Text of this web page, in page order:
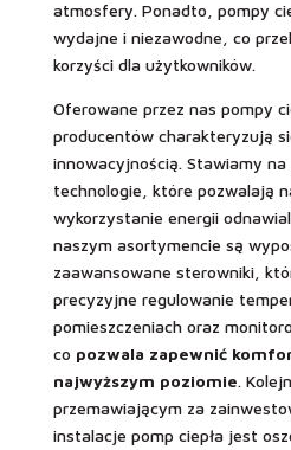
atmosfery. Ponadto, pompy
wydajne i niezawodne, co
korzyści dla użytkowników.
Oferowane przez nas pompy
producentów charakteryzują
innowacyjnością. Stawiamy na
technologie, które pozwalają
wykorzystanie energii
naszym asortymencie są
zaawansowane sterowniki,
precyzyjne regulowanie
pomieszczeniach oraz
co pozwala zapewnić
najwyższym poziomie.
przemawiającym za
instalacje pomp ciepła jest